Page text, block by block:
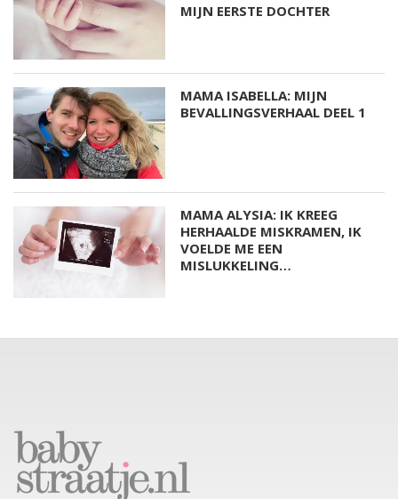
MIJN EERSTE DOCHTER
MAMA ISABELLA: MIJN
BEVALLINGSVERHAAL DEEL 1
MAMA ALYSIA: IK KREEG
HERHAALDE MISKRAMEN, IK
VOELDE ME EEN
MISLUKKELING…